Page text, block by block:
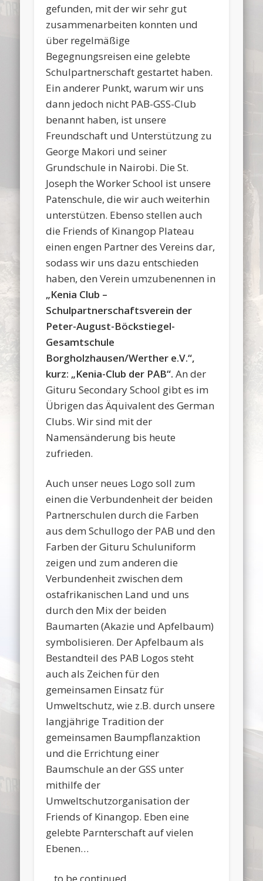
gefunden, mit der wir sehr gut
zusammenarbeiten konnten und
über regelmäßige
Begegnungsreisen eine gelebte
Schulpartnerschaft gestartet haben.
Ein anderer Punkt, warum wir uns
dann jedoch nicht PAB-GSS-Club
benannt haben, ist unsere
Freundschaft und Unterstützung zu
George Makori und seiner
Grundschule in Nairobi. Die St.
Joseph the Worker School ist unsere
Patenschule, die wir auch weiterhin
unterstützen. Ebenso stellen auch
die Friends of Kinangop Plateau
einen engen Partner des Vereins dar,
sodass wir uns dazu entschieden
haben, den Verein umzubenennen in
„Kenia Club –
Schulpartnerschaftsverein der
Peter-August-Böckstiegel-
Gesamtschule
Borgholzhausen/Werther e.V.“,
kurz: „Kenia-Club der PAB“.An der
Gituru Secondary School gibt es im
Übrigen das Äquivalent des German
Clubs. Wir sind mit der
Namensänderung bis heute
zufrieden.
Auch unser neues Logo soll zum
einen die Verbundenheit der beiden
Partnerschulen durch die Farben
aus dem Schullogo der PAB und den
Farben der Gituru Schuluniform
zeigen und zum anderen die
Verbundenheit zwischen dem
ostafrikanischen Land und uns
durch den Mix der beiden
Baumarten (Akazie und Apfelbaum)
symbolisieren. Der Apfelbaum als
Bestandteil des PAB Logos steht
auch als Zeichen für den
gemeinsamen Einsatz für
Umweltschutz, wie z.B. durch unsere
langjährige Tradition der
gemeinsamen Baumpflanzaktion
und die Errichtung einer
Baumschule an der GSS unter
mithilfe der
Umweltschutzorganisation der
Friends of Kinangop. Eben eine
gelebte Parnterschaft auf vielen
Ebenen…
…to be continued…